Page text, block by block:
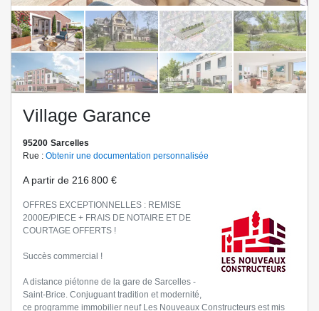
Village Garance
95200 Sarcelles
Rue : Obtenir une documentation personnalisée
A partir de 216 800 €
OFFRES EXCEPTIONNELLES : REMISE
2000E/PIECE + FRAIS DE NOTAIRE ET DE
COURTAGE OFFERTS !
Succès commercial !
A distance piétonne de la gare de Sarcelles -
Saint-Brice. Conjuguant tradition et modernité,
ce programme immobilier neuf Les Nouveaux Constructeurs est mis